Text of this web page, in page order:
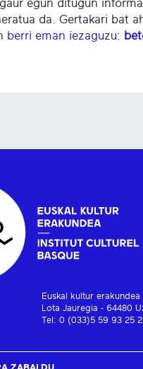
egun ditugun
da. Gertakari bat
berri eman iezaguzu:
Euskal kultur erakundea
Lota Jauregia - 64480
Tel: 0 (033)5 59 93 25